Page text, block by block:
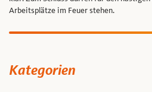
Arbeitsplätze im Feuer stehen.
Kategorien